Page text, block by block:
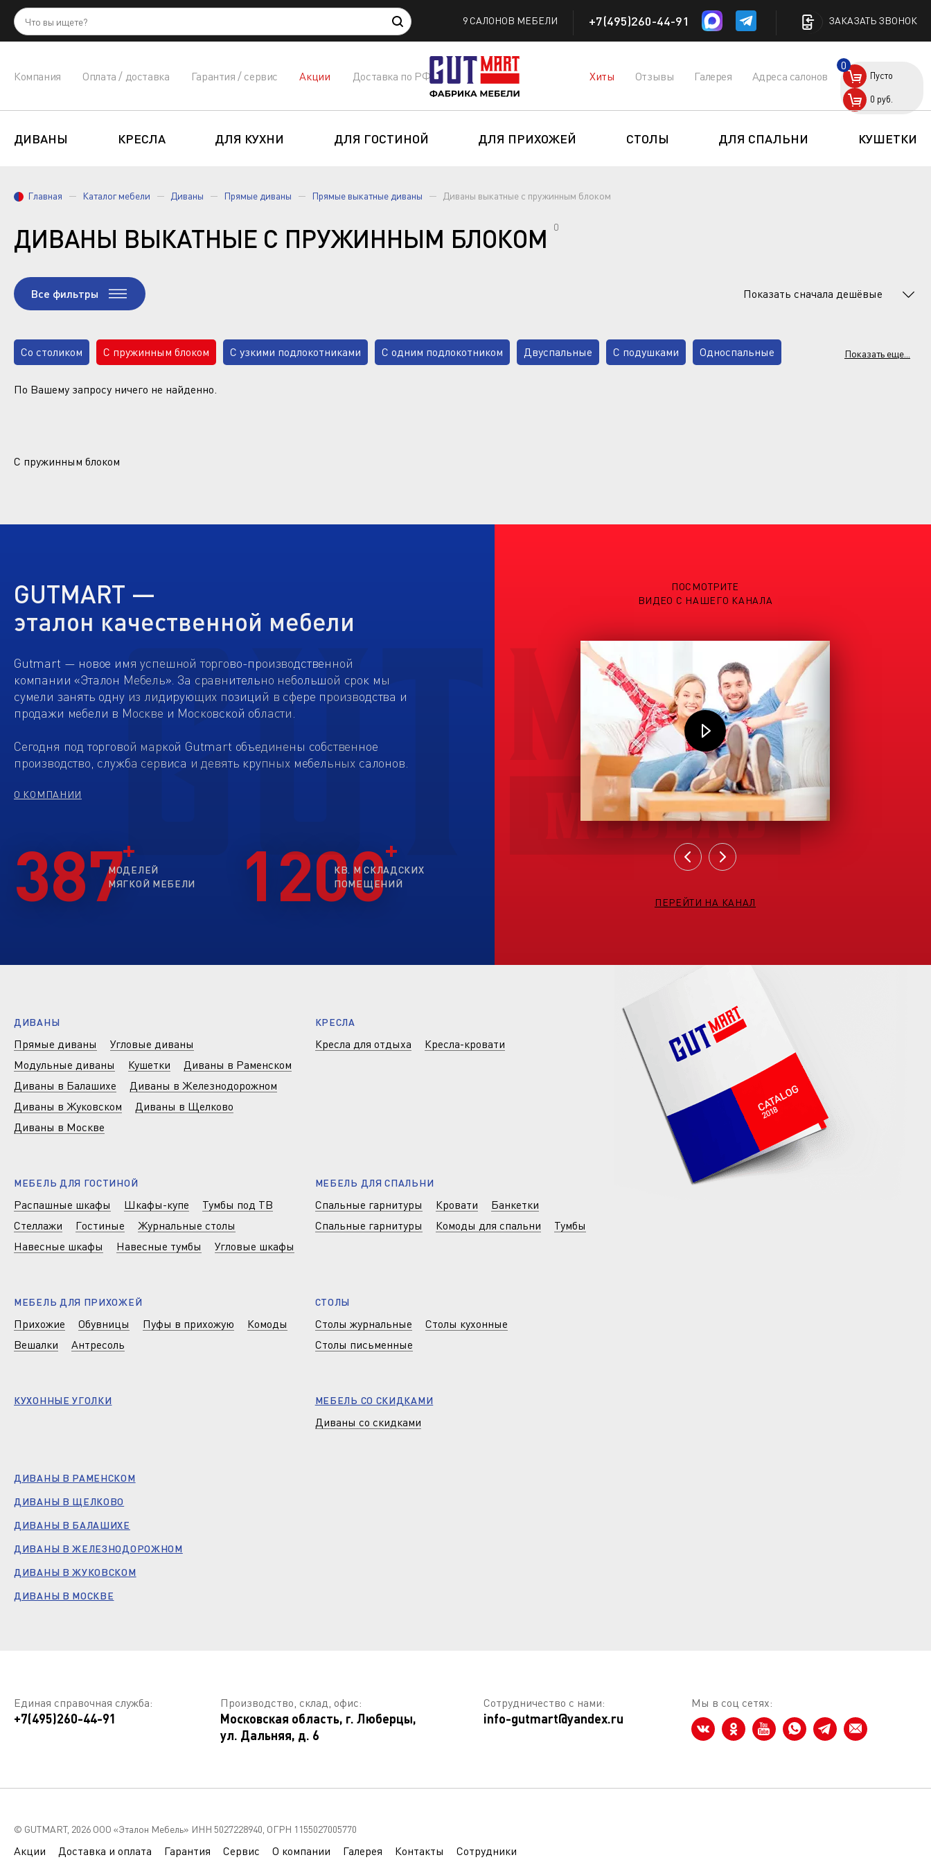
9 САЛОНОВ МЕБЕЛИ +7(495)260-44-91 ЗАКАЗАТЬ ЗВОНОК
Компания Оплата / доставка Гарантия / сервис Акции Доставка по РФ Хиты Отзывы Галерея Адреса салонов Пусто
0
0 руб.
ДИВАНЫ КРЕСЛА ДЛЯ КУХНИ ДЛЯ ГОСТИНОЙ ДЛЯ ПРИХОЖЕЙ СТОЛЫ ДЛЯ СПАЛЬНИ КУШЕТКИ
Главная Каталог мебели Диваны Прямые диваны Прямые выкатные диваны Диваны выкатные с пружинным блоком
ДИВАНЫ ВЫКАТНЫЕ С ПРУЖИННЫМ БЛОКОМ 0
Все фильтры Показать сначала дешёвые
Показать еще...
Со столиком С пружинным блоком С узкими подлокотниками С одним подлокотником Двуспальные С подушками Односпальные
На металлокаркасе Без подлокотников
Шенилл В гостиную
По Вашему запросу ничего не найденно.
С пружинным блоком
GUTMART —
эталон качественной мебели
Gutmart — новое имя успешной торгово-производственной
компании «Эталон Мебель». За сравнительно небольшой срок мы
сумели занять одну из лидирующих позиций в сфере производства и
продажи мебели в Москве и Московской области.
Сегодня под торговой маркой Gutmart объединены собственное
производство, служба сервиса и девять крупных мебельных салонов.
О КОМПАНИИ
387МОДЕЛЕЙ
МЯГКОЙ МЕБЕЛИ
1200
КВ. М СКЛАДСКИХ
ПОМЕЩЕНИЙ
ПОСМОТРИТЕ
ВИДЕО С НАШЕГО КАНАЛА
ПЕРЕЙТИ НА КАНАЛ
ДИВАНЫ
Прямые диваны
Угловые диваны
Модульные диваны
Кушетки
Диваны в Раменском
Диваны в Балашихе
Диваны в Железнодорожном
Диваны в Жуковском
Диваны в Щелково
Диваны в Москве
КРЕСЛА
Кресла для отдыха Кресла-кровати
МЕБЕЛЬ ДЛЯ ГОСТИНОЙ
Распашные шкафы Шкафы-купе
Тумбы под ТВ
Стеллажи
Гостиные
Журнальные столы
Навесные шкафы
Навесные тумбы Угловые шкафы
МЕБЕЛЬ ДЛЯ СПАЛЬНИ
Спальные гарнитуры Кровати
Банкетки
Спальные гарнитуры
Комоды для спальни Тумбы
МЕБЕЛЬ ДЛЯ ПРИХОЖЕЙ
Прихожие Обувницы Пуфы в прихожую
Комоды
Вешалки
Антресоль
СТОЛЫ
Столы журнальные
Столы кухонные
Столы письменные
КУХОННЫЕ УГОЛКИ МЕБЕЛЬ СО СКИДКАМИ
Диваны со скидками
ДИВАНЫ В РАМЕНСКОМ
ДИВАНЫ В ЩЕЛКОВО
ДИВАНЫ В БАЛАШИХЕ
ДИВАНЫ В ЖЕЛЕЗНОДОРОЖНОМ
ДИВАНЫ В ЖУКОВСКОМ
ДИВАНЫ В МОСКВЕ
Единая справочная служба:
+7(495)260-44-91
Производство, склад, офис:
Московская область, г. Люберцы,
ул. Дальняя, д. 6
Сотрудничество с нами:
info-gutmart@yandex.ru
Мы в соц сетях:
© GUTMART, 2026 ООО «Эталон Мебель» ИНН 5027228940, ОГРН 1155027005770
Акции Доставка и оплата Гарантия Сервис О компании Галерея Контакты Сотрудники